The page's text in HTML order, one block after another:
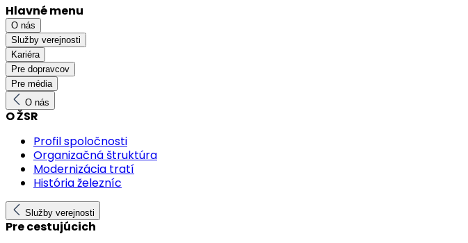
Hlavné menu
O nás
Služby verejnosti
Kariéra
Pre dopravcov
Pre média
O nás
O ŽSR
Profil spoločnosti
Organizačná štruktúra
Modernizácia tratí
História železníc
Služby verejnosti
Pre cestujúcich